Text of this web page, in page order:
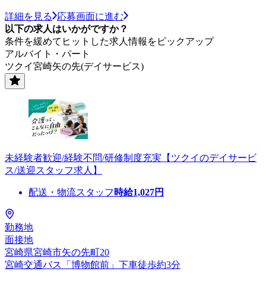
詳細を見る
応募画面に進む
以下の求人はいかがですか？
条件を緩めてヒットした求人情報をピックアップ
アルバイト・パート
ツクイ宮崎矢の先(デイサービス)
未経験者歓迎/経験不問/研修制度充実【ツクイのデイサービ
ス/送迎スタッフ求人】
配送・物流スタッフ 時給1,027円
勤務地
面接地
宮崎県宮崎市矢の先町20
宮崎交通バス「博物館前」下車徒歩約3分